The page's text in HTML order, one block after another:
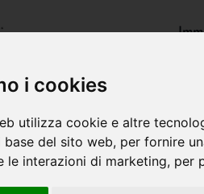
i cookies
utilizza cookie e altre
del sito web, per fornire
le interazioni di marketing, per